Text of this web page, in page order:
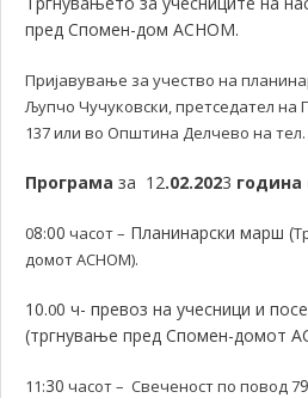
пред Спомен-дом АСНОМ.
Пријавување за учество на
Љупчо Чучуковски, претседател на
137 или во Општина Делчево на тел.
Програма за 12.02.2023 година
08:00 часот – Планинарски марш (
домот АСНОМ).
10.00 ч- превоз на учесници и
(тргнување пред Спомен-домот
11:30 часот – Свеченост по повод 79